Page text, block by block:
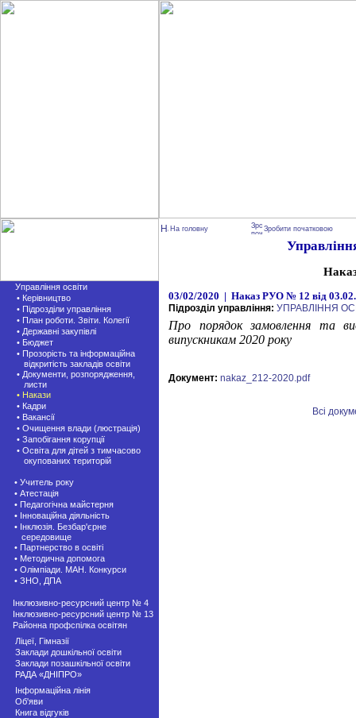
Управління освіти
• Керівництво
• Підрозділи управління
• План роботи. Звіти. Колегії
• Державні закупівлі
• Бюджет
• Прозорість та інформаційна
відкритість закладів освіти
• Документи, розпорядження,
листи
• Накази
• Кадри
• Вакансії
• Очищення влади (люстрація)
• Запобігання корупції
• Освіта для дітей з тимчасово
окупованих територій
• Учитель року
• Атестація
• Педагогічна майстерня
• Інноваційна діяльність
• Інклюзія. Безбар'єрне
середовище
• Партнерство в освіті
• Методична допомога
• Олімпіади. МАН. Конкурси
• ЗНО, ДПА
Інклюзивно-ресурсний центр № 4
Інклюзивно-ресурсний центр № 13
Районна профспілка освітян
Ліцеї, Гімназії
Заклади дошкільної освіти
Заклади позашкiльної освіти
РАДА «ДНІПРО»
Інформаційна лінія
Об'яви
Книга відгуків
На головну Зробити початковою
03/02/2020 | Наказ РУО № 12 від
Підрозділ управління: УПРАВЛІННЯ
Про порядок замовлення та
випускникам 2020 року
Документ: nakaz_212-2020.pdf
Всі